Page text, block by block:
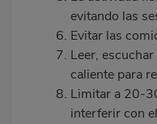
evitando las
Evitar las
Leer,
caliente para
Limitar a 20-
interferir con